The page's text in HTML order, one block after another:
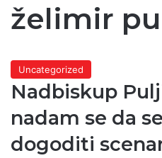
želimir
Uncategorized
Nadbiskup
nadam se da
dogoditi